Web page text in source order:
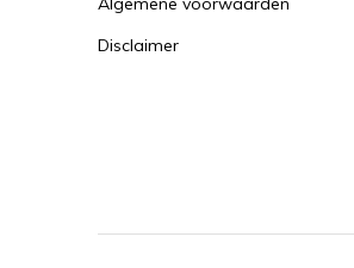
Disclaimer